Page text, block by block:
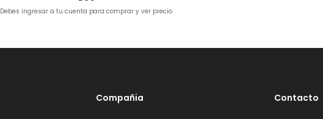
Debes ingresar a tu cuenta para comprar y ver precio
Compañia Contacto